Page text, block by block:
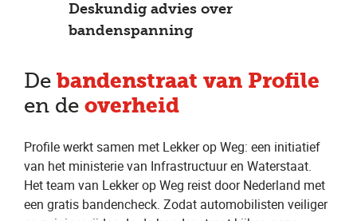
Deskundig advies over
bandenspanning
De bandenstraat van Profile
en de overheid
Profile werkt samen met Lekker op Weg: een initiatief
van het ministerie van Infrastructuur en Waterstaat.
Het team van Lekker op Weg reist door Nederland met
een gratis bandencheck. Zodat automobilisten veiliger